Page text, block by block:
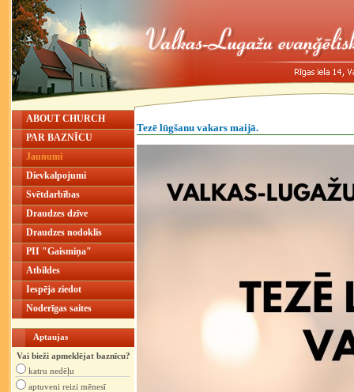
ABOUT CHURCH
PAR BAZNĪCU
Jaunumi
Dievkalpojumi
Svētdarbības
Draudzes dzīve
Draudzes nodoklis
PII "Gaismiņa"
Atbildes
Iespēja ziedot
Noderīgas saites
Aptaujas
Vai bieži apmeklējat baznīcu?
katru nedēļu
aptuveni reizi mēnesī
Tezē lūgšanu vakars maijā.